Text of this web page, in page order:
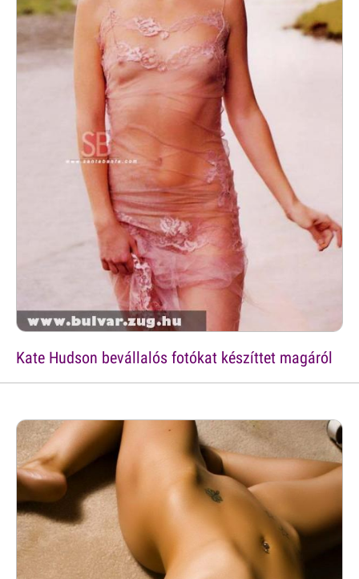
Kate Hudson bevállalós fotókat készíttet magáról